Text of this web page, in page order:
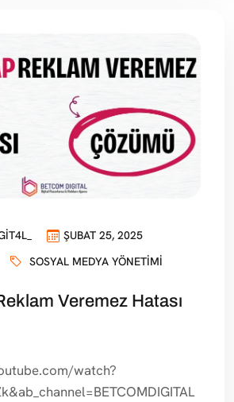
ŞUBAT 25, 2025
SOSYAL MEDYA YÖNETIMI
Veremez Hatası
watch?